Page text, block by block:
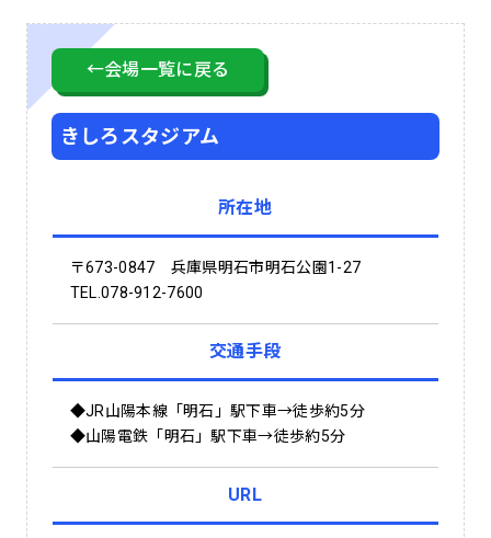
←会場一覧に戻る
きしろスタジアム
所在地
〒673-0847 兵庫県明石市明石公園1-27
TEL.078-912-7600
交通手段
◆JR山陽本線「明石」駅下車→徒歩約5分
◆山陽電鉄「明石」駅下車→徒歩約5分
URL